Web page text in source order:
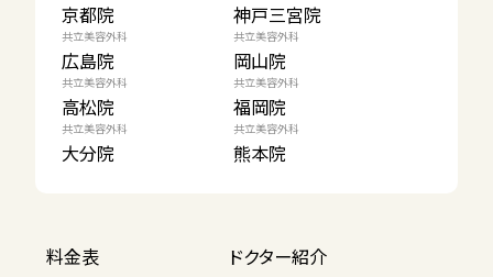
京都院 神戸三宮院
共立美容外科
広島院
共立美容外科
岡山院
共立美容外科
高松院
共立美容外科
福岡院
共立美容外科
大分院
共立美容外科
熊本院
料金表
ドクター紹介